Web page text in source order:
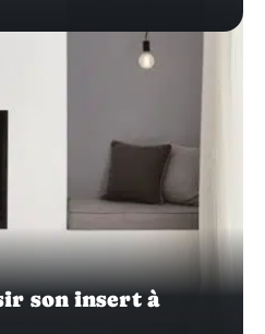
son insert à